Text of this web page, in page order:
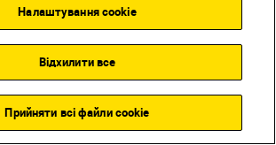
Налаштування cookie
Відхилити все
Прийняти всі файли сookie